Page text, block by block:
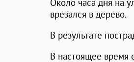
Около часа дня на
врезался в дерево.
В результате
В настоящее время